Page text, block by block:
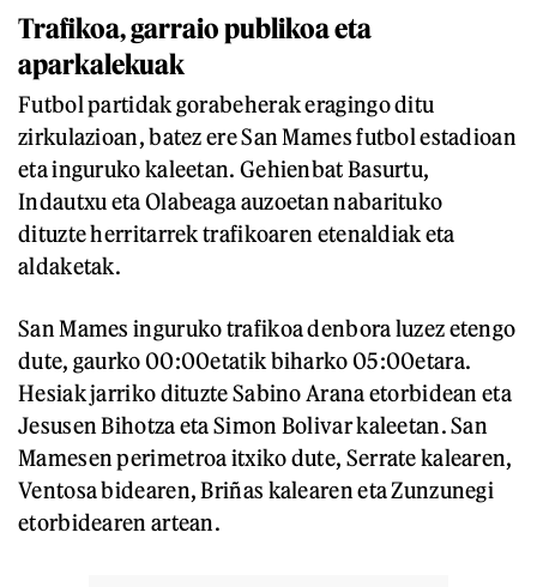
Trafikoa, garraio publikoa eta
aparkalekuak
Futbol partidak gorabeherak eragingo ditu
zirkulazioan, batez ere San Mames futbol estadioan
eta inguruko kaleetan. Gehienbat Basurtu,
Indautxu eta Olabeaga auzoetan nabarituko
dituzte herritarrek trafikoaren etenaldiak eta
aldaketak.
San Mames inguruko trafikoa denbora luzez etengo
dute, gaurko 00:00etatik biharko 05:00etara.
Hesiak jarriko dituzte Sabino Arana etorbidean eta
Jesusen Bihotza eta Simon Bolivar kaleetan. San
Mamesen perimetroa itxiko dute, Serrate kalearen,
Ventosa bidearen, Briñas kalearen eta Zunzunegi
etorbidearen artean.